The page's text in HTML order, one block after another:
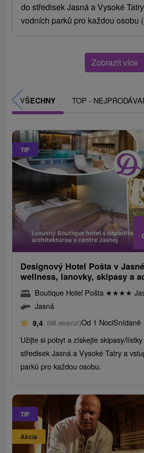
do středisek Jasná a Vysoké
vodních parků pro každou osobu
Zobrazit více
VŠECHNY TOP -
TIP
Designový Hotel Pošta v
wellness, lanovky, skipasy a
Boutique Hotel Pošta ★★★★
Jasná
9,4 (98 recenzí)Od 1 NociSnídaně
Užijte si pobyt a získejte skipasy/
středisek Jasná a Vysoké Tatry a
parků pro každou osobu.
TIP
Akcia